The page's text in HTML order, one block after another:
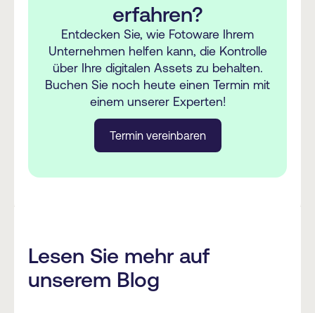
Fall, die über eine große Menge an
digitalen Assets verfügen, die mit
größerer Kontrolle und effizienter
Geschwindigkeit verwaltet werden
müssen und für eine große Anzahl von
Benutzern leichter zugänglich sein
Kundenberichte lesen.
erfahren?
Entdecken Sie, wie Fotoware Ihrem
Unternehmen helfen kann, die Kontrolle
über Ihre digitalen Assets zu behalten.
Buchen Sie noch heute einen Termin mit
einem unserer Experten!
Termin vereinbaren
Lesen Sie mehr auf
unserem Blog